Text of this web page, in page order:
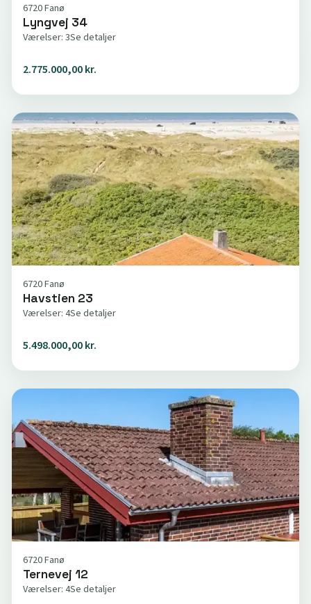
6720 Fanø
Lyngvej 34
Værelser: 3Se detaljer
2.775.000,00 kr.
6720 Fanø
Havstien 23
Værelser: 4Se detaljer
5.498.000,00 kr.
6720 Fanø
Ternevej 12
Værelser: 4Se detaljer